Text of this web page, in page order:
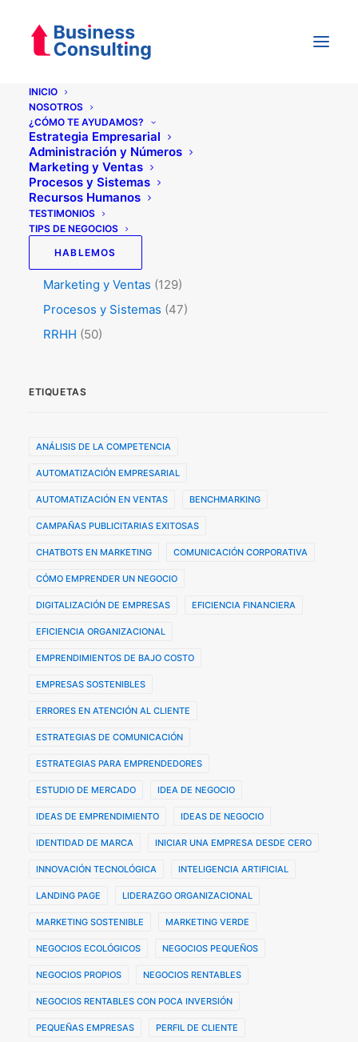
INICIO
NOSOTROS
¿CÓMO TE AYUDAMOS?
Estrategia Empresarial
Administración y Números
Marketing y Ventas
Procesos y Sistemas
Recursos Humanos
TESTIMONIOS
TIPS DE NEGOCIOS
HABLEMOS
Categorías
Testimonios(5)
Tips de Negocios
Administración y Números
Estrategia(74)
Marketing y Ventas (129)
Procesos y Sistemas (47)
RRHH (50)
ETIQUETAS
ANÁLISIS DE LA COMPETENCIA
AUTOMATIZACIÓN EMPRESARIAL
AUTOMATIZACIÓN EN VENTAS BENCHMARKING
CAMPAÑAS PUBLICITARIAS EXITOSAS
CHATBOTS EN MARKETING COMUNICACIÓN CORPORATIVA
CÓMO EMPRENDER UN NEGOCIO
DIGITALIZACIÓN DE EMPRESAS EFICIENCIA FINANCIERA
EFICIENCIA ORGANIZACIONAL
EMPRENDIMIENTOS DE BAJO COSTO
EMPRESAS SOSTENIBLES
ERRORES EN ATENCIÓN AL CLIENTE
ESTRATEGIAS DE COMUNICACIÓN
ESTRATEGIAS PARA EMPRENDEDORES
ESTUDIO DE MERCADO IDEA DE NEGOCIO
IDEAS DE EMPRENDIMIENTO IDEAS DE NEGOCIO
IDENTIDAD DE MARCA INICIAR UNA EMPRESA DESDE CERO
INNOVACIÓN TECNOLÓGICA INTELIGENCIA ARTIFICIAL
LANDING PAGE LIDERAZGO ORGANIZACIONAL
MARKETING SOSTENIBLE MARKETING VERDE
NEGOCIOS ECOLÓGICOS NEGOCIOS PEQUEÑOS
NEGOCIOS PROPIOS NEGOCIOS RENTABLES
NEGOCIOS RENTABLES CON POCA INVERSIÓN
PEQUEÑAS EMPRESAS PERFIL DE CLIENTE